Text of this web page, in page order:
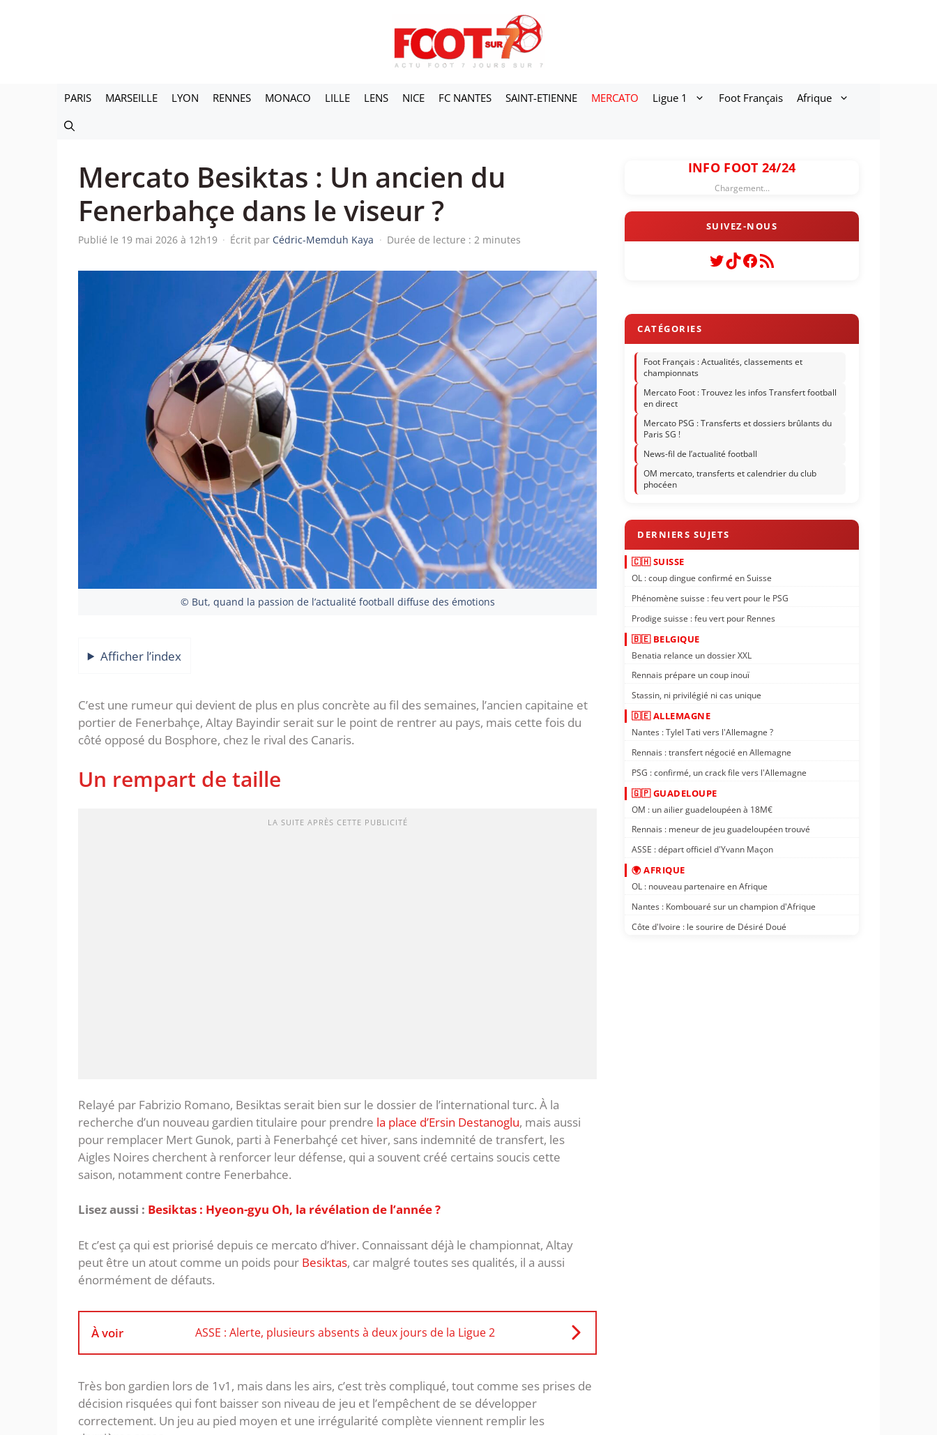
PARIS MARSEILLE LYON RENNES MONACO LILLE LENS NICE FC NANTES SAINT-ETIENNE MERCATO Ligue 1 Foot Français Afrique
Mercato Besiktas : Un ancien du
Fenerbahçe dans le viseur ?
Publié le 19 mai 2026 à 12h19 · Écrit par Cédric-Memduh Kaya · Durée de lecture : 2 minutes
© But, quand la passion de l’actualité football diffuse des émotions
Afficher l’index
C’est une rumeur qui devient de plus en plus concrète au fil des semaines, l’ancien capitaine et
portier de Fenerbahçe, Altay Bayindir serait sur le point de rentrer au pays, mais cette fois du
côté opposé du Bosphore, chez le rival des Canaris.
Un rempart de taille
LA SUITE APRÈS CETTE PUBLICITÉ
Relayé par Fabrizio Romano, Besiktas serait bien sur le dossier de l’international turc. À la
recherche d’un nouveau gardien titulaire pour prendre la place d’Ersin Destanoglu, mais aussi
pour remplacer Mert Gunok, parti à Fenerbahçé cet hiver, sans indemnité de transfert, les
Aigles Noires cherchent à renforcer leur défense, qui a souvent créé certains soucis cette
saison, notamment contre Fenerbahce.
Lisez aussi : Besiktas : Hyeon-gyu Oh, la révélation de l’année ?
Et c’est ça qui est priorisé depuis ce mercato d’hiver. Connaissant déjà le championnat, Altay
peut être un atout comme un poids pour Besiktas, car malgré toutes ses qualités, il a aussi
énormément de défauts.
À voir ASSE : Alerte, plusieurs absents à deux jours de la Ligue 2
Très bon gardien lors de 1v1, mais dans les airs, c’est très compliqué, tout comme ses prises de
décision risquées qui font baisser son niveau de jeu et l’empêchent de se développer
correctement. Un jeu au pied moyen et une irrégularité complète viennent remplir les
INFO FOOT 24/24
Chargement...
Twitter
TikTok
Facebook
Flux RSS
Foot Français : Actualités, classements et
championnats
Mercato Foot : Trouvez les infos Transfert football
en direct
Mercato PSG : Transferts et dossiers brûlants du
Paris SG !
News-fil de l’actualité football
OM mercato, transferts et calendrier du club
phocéen
🇨🇭 SUISSE
OL : coup dingue confirmé en Suisse
Phénomène suisse : feu vert pour le PSG
Prodige suisse : feu vert pour Rennes
🇧🇪 BELGIQUE
Benatia relance un dossier XXL
Rennais prépare un coup inouï
Stassin, ni privilégié ni cas unique
🇩🇪 ALLEMAGNE
Nantes : Tylel Tati vers l'Allemagne ?
Rennais : transfert négocié en Allemagne
PSG : confirmé, un crack file vers l'Allemagne
🇬🇵 GUADELOUPE
OM : un ailier guadeloupéen à 18M€
Rennais : meneur de jeu guadeloupéen trouvé
ASSE : départ officiel d'Yvann Maçon
🌍 AFRIQUE
OL : nouveau partenaire en Afrique
Nantes : Kombouaré sur un champion d'Afrique
Côte d'Ivoire : le sourire de Désiré Doué